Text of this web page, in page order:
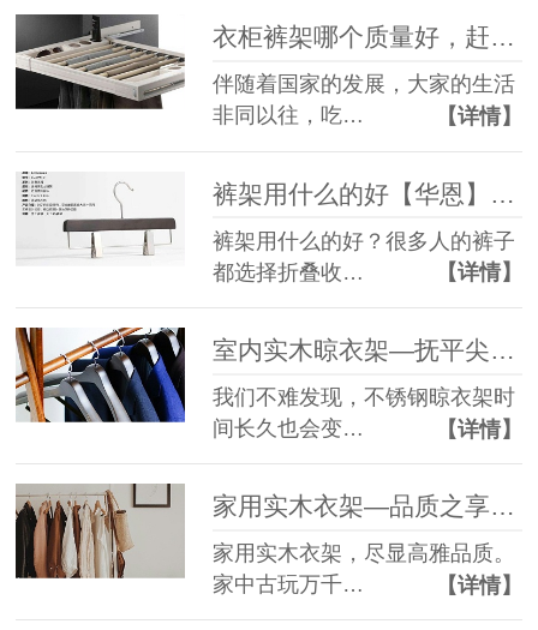
衣柜裤架哪个质量好，赶紧来查一查【华恩】
伴随着国家的发展，大家的生活
非同以往，吃…
【详情】
裤架用什么的好【华恩】你知道吗
裤架用什么的好？很多人的裤子
都选择折叠收…
【详情】
室内实木晾衣架—抚平尖锐呵护细腻【华恩】
我们不难发现，不锈钢晾衣架时
间长久也会变…
【详情】
家用实木衣架—品质之享【华恩】
家用实木衣架，尽显高雅品质。
家中古玩万千…
【详情】